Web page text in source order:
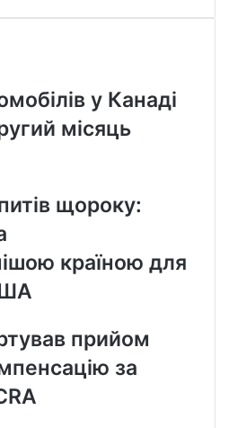
у Канаді
місяць
щороку:
країною для
прийом
за